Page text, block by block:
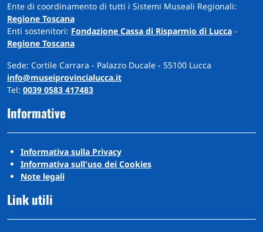
Ente di coordinamento di tutti i Sistemi Museali Regionali:
Regione Toscana
Enti sostenitori: Fondazione Cassa di Risparmio di Lucca -
Regione Toscana
Sede: Cortile Carrara - Palazzo Ducale - 55100 Lucca
info@museiprovincialucca.it
Tel: 0039 0583 417483
Informative
Informativa sulla Privacy
Informativa sull'uso dei Cookies
Note legali
Link utili